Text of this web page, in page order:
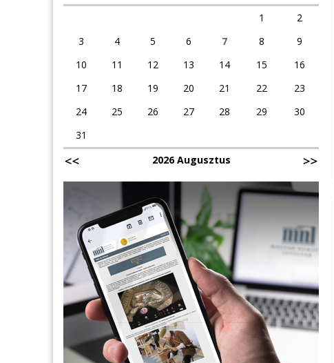
1
2
3
4 5 6 7 8
9
10
11 12 13 14 15
16
17
18 19 20 21 22
23
24
25 26 27 28 29
30
31
2026 Augusztus